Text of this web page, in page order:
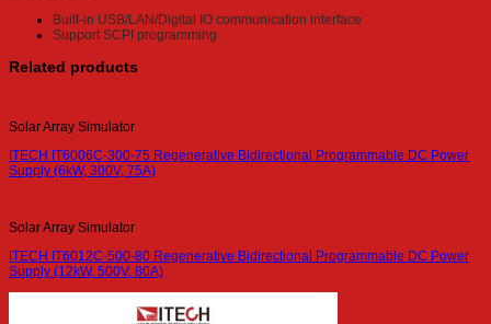
Built-in USB/LAN/Digital IO communication interface
Support SCPI programming
Related products
Solar Array Simulator
ITECH IT6006C-300-75 Regenerative Bidirectional Programmable DC Power
Supply (6kW, 300V, 75A)
Solar Array Simulator
ITECH IT6012C-500-80 Regenerative Bidirectional Programmable DC Power
Supply (12kW, 500V, 80A)